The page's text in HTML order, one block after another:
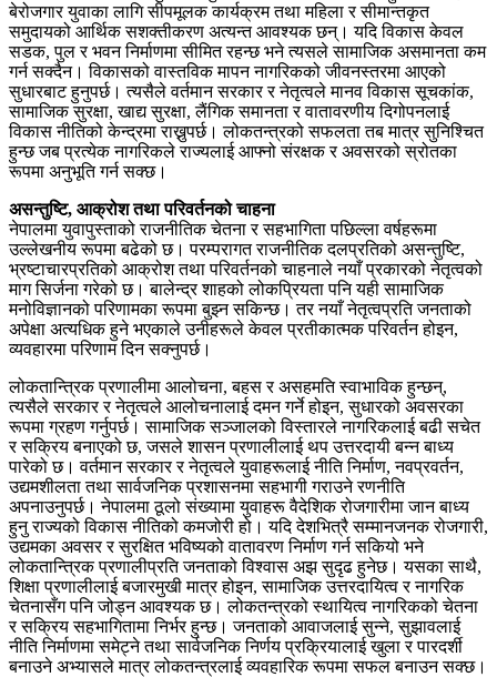
बेरोजगार युवाका लागि सीपमूलक कार्यक्रम तथा महिला र सीमान्तकृत
समुदायको आर्थिक सशक्तीकरण अत्यन्त आवश्यक छन्। यदि विकास केवल
सडक, पुल र भवन निर्माणमा सीमित रहन्छ भने त्यसले सामाजिक असमानता कम
गर्न सक्दैन। विकासको वास्तविक मापन नागरिकको जीवनस्तरमा आएको
सुधारबाट हुनुपर्छ। त्यसैले वर्तमान सरकार र नेतृत्वले मानव विकास सूचकांक,
सामाजिक सुरक्षा, खाद्य सुरक्षा, लैंगिक समानता र वातावरणीय दिगोपनलाई
विकास नीतिको केन्द्रमा राख्नुपर्छ। लोकतन्त्रको सफलता तब मात्र सुनिश्चित
हुन्छ जब प्रत्येक नागरिकले राज्यलाई आफ्नो संरक्षक र अवसरको स्रोतका
रूपमा अनुभूति गर्न सक्छ।
असन्तुष्टि, आक्रोश तथा परिवर्तनको चाहना
नेपालमा युवापुस्ताको राजनीतिक चेतना र सहभागिता पछिल्ला वर्षहरूमा
उल्लेखनीय रूपमा बढेको छ। परम्परागत राजनीतिक दलप्रतिको असन्तुष्टि,
भ्रष्टाचारप्रतिको आक्रोश तथा परिवर्तनको चाहनाले नयाँ प्रकारको नेतृत्वको
माग सिर्जना गरेको छ। बालेन्द्र शाहको लोकप्रियता पनि यही सामाजिक
मनोविज्ञानको परिणामका रूपमा बुझ्न सकिन्छ। तर नयाँ नेतृत्वप्रति जनताको
अपेक्षा अत्यधिक हुने भएकाले उनीहरूले केवल प्रतीकात्मक परिवर्तन होइन,
व्यवहारमा परिणाम दिन सक्नुपर्छ।
लोकतान्त्रिक प्रणालीमा आलोचना, बहस र असहमति स्वाभाविक हुन्छन्,
त्यसैले सरकार र नेतृत्वले आलोचनालाई दमन गर्ने होइन, सुधारको अवसरका
रूपमा ग्रहण गर्नुपर्छ। सामाजिक सञ्जालको विस्तारले नागरिकलाई बढी सचेत
र सक्रिय बनाएको छ, जसले शासन प्रणालीलाई थप उत्तरदायी बन्न बाध्य
पारेको छ। वर्तमान सरकार र नेतृत्वले युवाहरूलाई नीति निर्माण, नवप्रवर्तन,
उद्यमशीलता तथा सार्वजनिक प्रशासनमा सहभागी गराउने रणनीति
अपनाउनुपर्छ। नेपालमा ठूलो संख्यामा युवाहरू वैदेशिक रोजगारीमा जान बाध्य
हुनु राज्यको विकास नीतिको कमजोरी हो। यदि देशभित्रै सम्मानजनक रोजगारी,
उद्यमका अवसर र सुरक्षित भविष्यको वातावरण निर्माण गर्न सकियो भने
लोकतान्त्रिक प्रणालीप्रति जनताको विश्वास अझ सुदृढ हुनेछ। यसका साथै,
शिक्षा प्रणालीलाई बजारमुखी मात्र होइन, सामाजिक उत्तरदायित्व र नागरिक
चेतनासँग पनि जोड्न आवश्यक छ। लोकतन्त्रको स्थायित्व नागरिकको चेतना
र सक्रिय सहभागितामा निर्भर हुन्छ। जनताको आवाजलाई सुन्ने, सुझावलाई
नीति निर्माणमा समेट्ने तथा सार्वजनिक निर्णय प्रक्रियालाई खुला र पारदर्शी
बनाउने अभ्यासले मात्र लोकतन्त्रलाई व्यवहारिक रूपमा सफल बनाउन सक्छ।